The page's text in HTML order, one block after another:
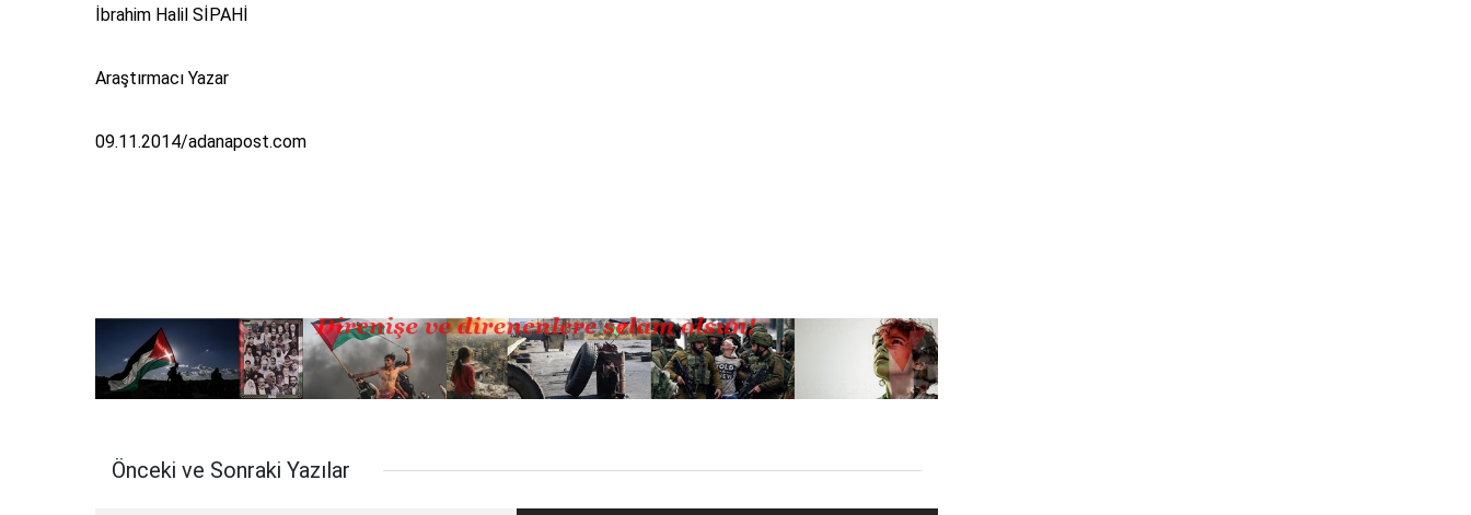
İbrahim Halil SİPAHİ
Araştırmacı Yazar
09.11.2014/adanapost.com
Önceki ve Sonraki Yazılar